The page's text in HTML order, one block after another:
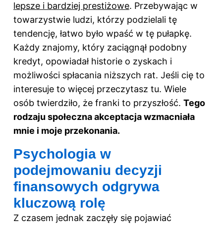
lepsze i bardziej prestiżowe. Przebywając w
towarzystwie ludzi, którzy podzielali tę
tendencję, łatwo było wpaść w tę pułapkę.
Każdy znajomy, który zaciągnął podobny
kredyt, opowiadał historie o zyskach i
możliwości spłacania niższych rat. Jeśli cię to
interesuje to więcej przeczytasz tu. Wiele
osób twierdziło, że franki to przyszłość. Tego
rodzaju społeczna akceptacja wzmacniała
mnie i moje przekonania.
Psychologia w
podejmowaniu decyzji
finansowych odgrywa
kluczową rolę
Z czasem jednak zaczęły się pojawiać